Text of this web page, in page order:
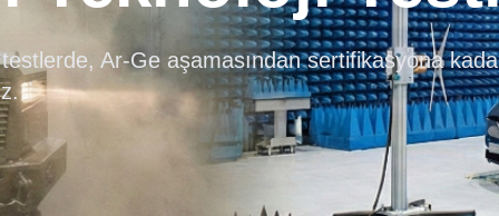
Ar-Ge aşamasından sertifikasyona
laboratuvar
için buradayız.